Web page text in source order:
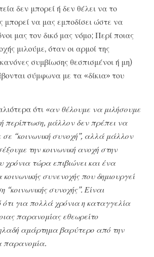
δεν μπορεί ή δεν θέλει να το
μπορεί να μας εμποδίσει ώστε να
μας τον δικό μας νόμο; Περί ποιας
μιλούμε, όταν οι αρμοί της
συμβίωσης θεσπισμένοι ή μη)
σύμφωνα με τα «δίκια» του
ότι «αν θέλουμε να μιλήσουμε
περίπτωση, μάλλον δεν πρέπει να
“κοινωνική συνοχή”, αλλά μάλλον
την κοινωνική ανοχή στην
τώρα επιβιώνει και ένα
συνενοχής που δημιουργεί
“κοινωνικής συνοχής”. Είναι
ότι για πολλά χρόνια η καταγγελία
παρανομίας εθεωρείτο
αμάρτημα βαρύτερο από την
παρανομία.